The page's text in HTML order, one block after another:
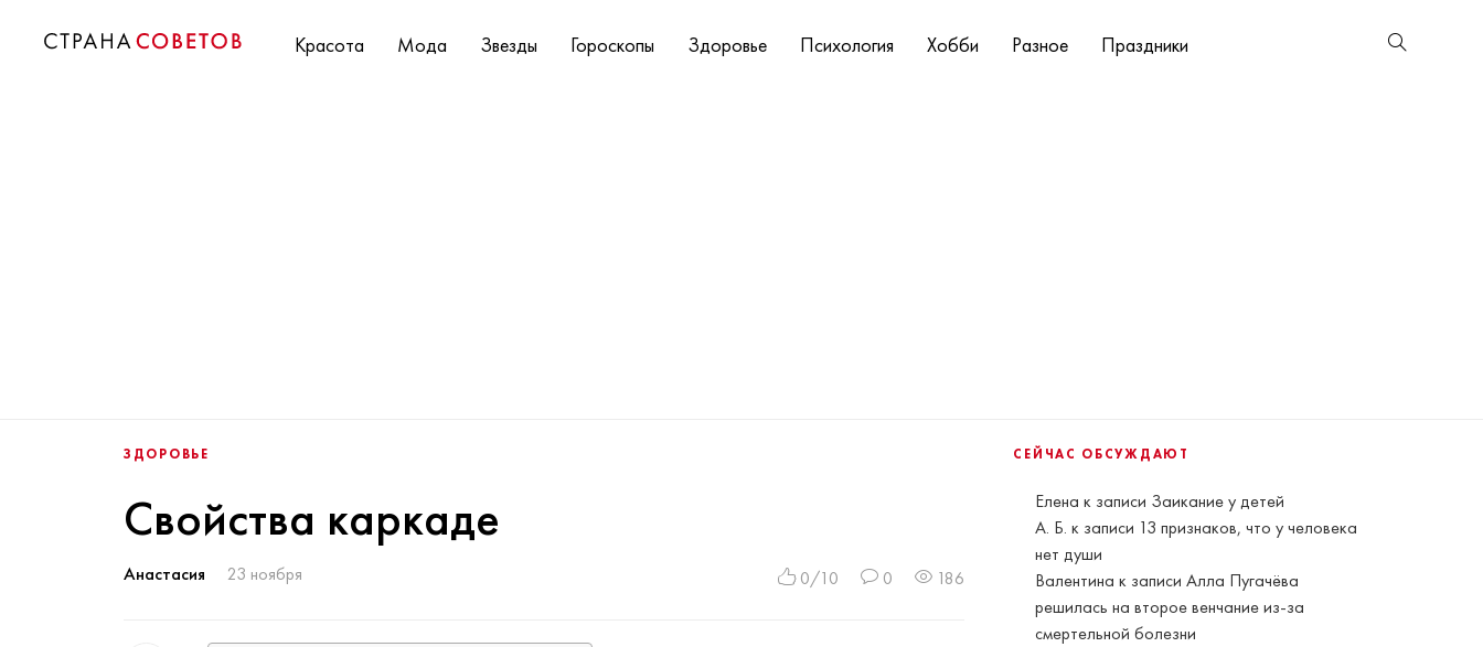
Красота Мода Звезды Гороскопы Здоровье Психология Хобби Разное Праздники
СЕЙЧАС ОБСУЖДАЮТ
Елена к записи Заикание у детей
А. Б. к записи 13 признаков, что у человека
нет души
Валентина к записиАлла Пугачёва
решилась на второе венчание из-за
смертельной болезни
ЗДОРОВЬЕ
Свойства каркаде
Анастасия 23 ноября 0/10 0 186